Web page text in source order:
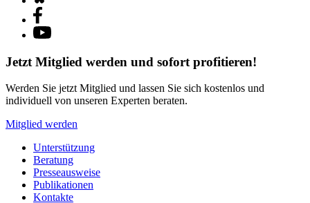
Jetzt Mitglied werden und sofort profitieren!
Werden Sie jetzt Mitglied und lassen Sie sich kostenlos und
individuell von unseren Experten beraten.
Mitglied werden
Unterstützung
Beratung
Presseausweise
Publikationen
Kontakte